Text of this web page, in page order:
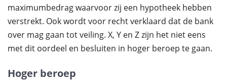
maximumbedrag waarvoor zij een hypotheek hebben
verstrekt. Ook wordt voor recht verklaard dat de bank
over mag gaan tot veiling. X, Y en Z zijn het niet eens
met dit oordeel en besluiten in hoger beroep te gaan.
Hoger beroep